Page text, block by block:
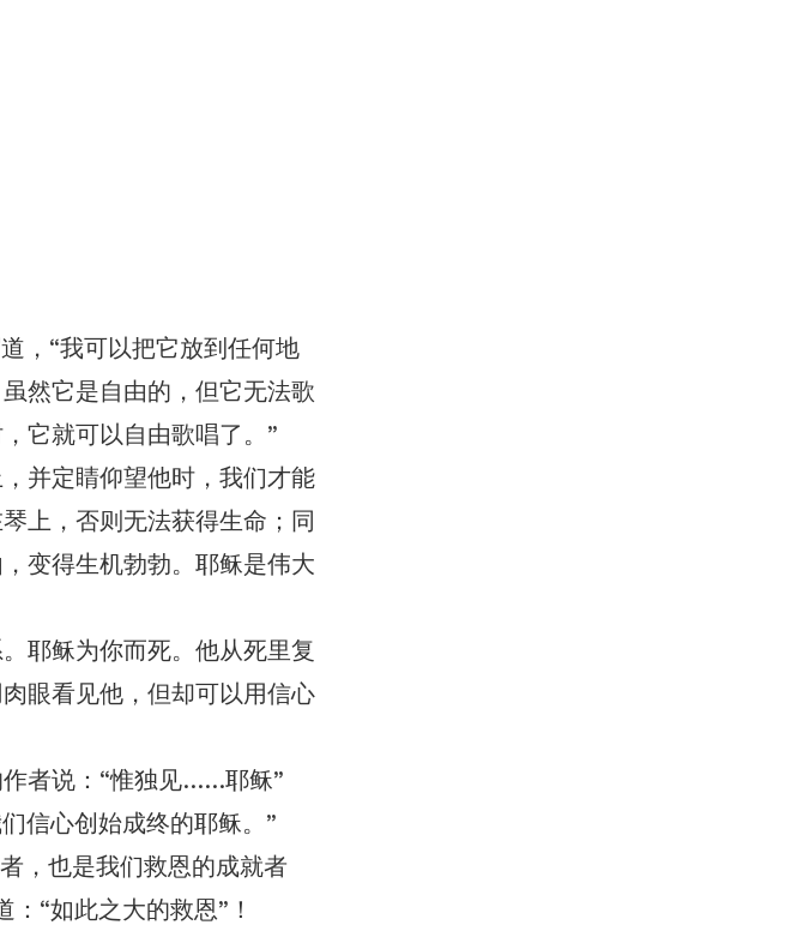
，“我可以把它放到任何地
然它是自由的，但它无法歌
它就可以自由歌唱了。”
并定睛仰望他时，我们才能
上，否则无法获得生命；同
变得生机勃勃。耶稣是伟大
耶稣为你而死。他从死里复
眼看见他，但却可以用信心
者说：“惟独见……耶稣”
信心创始成终的耶稣。”
，也是我们救恩的成就者
：“如此之大的救恩”！